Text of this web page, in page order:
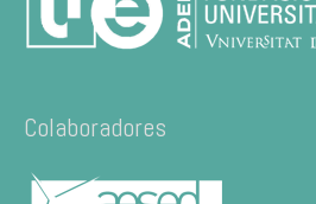
Colaboradores